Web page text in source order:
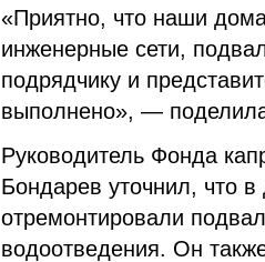
«Приятно, что наши
инженерные сети,
подрядчику и
выполнено», —
Руководитель Фонда
Бондарев уточнил, что
отремонтировали
водоотведения. Он